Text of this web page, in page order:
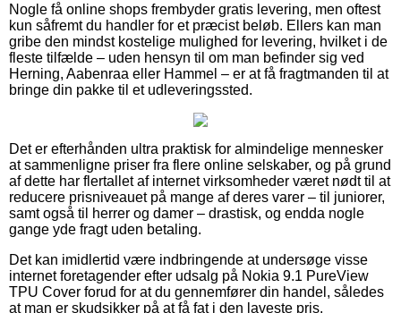
Nogle få online shops frembyder gratis levering, men oftest
kun såfremt du handler for et præcist beløb. Ellers kan man
gribe den mindst kostelige mulighed for levering, hvilket i de
fleste tilfælde – uden hensyn til om man befinder sig ved
Herning, Aabenraa eller Hammel – er at få fragtmanden til at
bringe din pakke til et udleveringssted.
Det er efterhånden ultra praktisk for almindelige mennesker
at sammenligne priser fra flere online selskaber, og på grund
af dette har flertallet af internet virksomheder været nødt til at
reducere prisniveauet på mange af deres varer – til juniorer,
samt også til herrer og damer – drastisk, og endda nogle
gange yde fragt uden betaling.
Det kan imidlertid være indbringende at undersøge visse
internet foretagender efter udsalg på Nokia 9.1 PureView
TPU Cover forud for at du gennemfører din handel, således
at man er skudsikker på at få fat i den laveste pris.